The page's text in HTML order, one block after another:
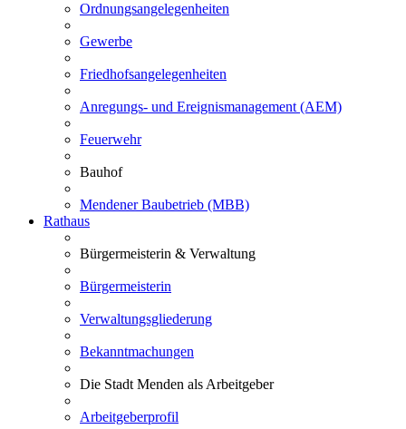
Ordnungsangelegenheiten
Gewerbe
Friedhofsangelegenheiten
Anregungs- und Ereignismanagement (AEM)
Feuerwehr
Bauhof
Mendener Baubetrieb (MBB)
Rathaus
Bürgermeisterin & Verwaltung
Bürgermeisterin
Verwaltungsgliederung
Bekanntmachungen
Die Stadt Menden als Arbeitgeber
Arbeitgeberprofil